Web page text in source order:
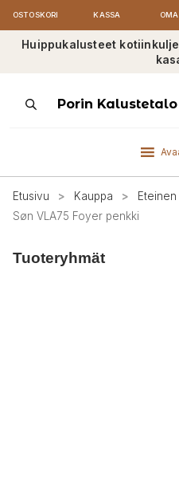
OSTOSKORI KASSA
Huippukalusteet
ProductsPorin Kalustetalo
Etusivu > Kauppa > Eteinen
Søn VLA75 Foyer penkki
Tuoteryhmät